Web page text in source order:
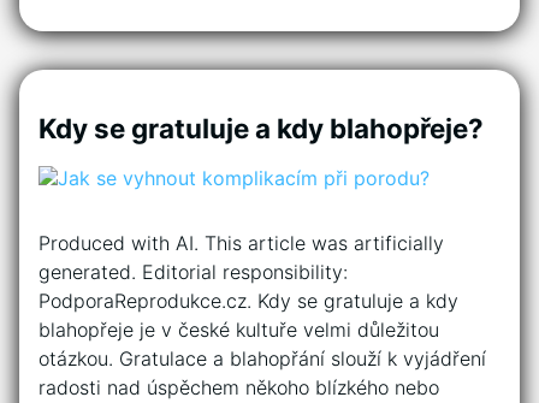
Kdy se gratuluje a kdy blahopřeje?
Produced with AI. This article was artificially
generated. Editorial responsibility:
PodporaReprodukce.cz. Kdy se gratuluje a kdy
blahopřeje je v české kultuře velmi důležitou
otázkou. Gratulace a blahopřání slouží k vyjádření
radosti nad úspěchem někoho blízkého nebo